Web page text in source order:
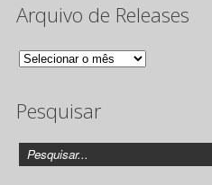
Arquivo de Releases
Arquivo
Releases
Pesquisar